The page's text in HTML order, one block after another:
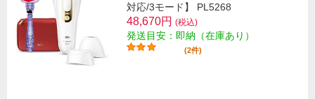
対応/3モード】 PL5268
48,670円 (税込)
発送目安：即納（在庫あり）
(2件)